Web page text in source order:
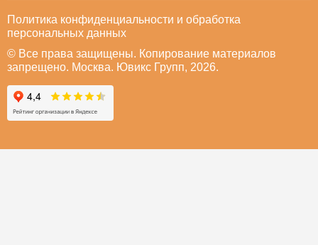
Политика конфиденциальности и обработка
персональных данных
© Все права защищены. Копирование материалов
запрещено. Москва. Ювикс Групп, 2026.